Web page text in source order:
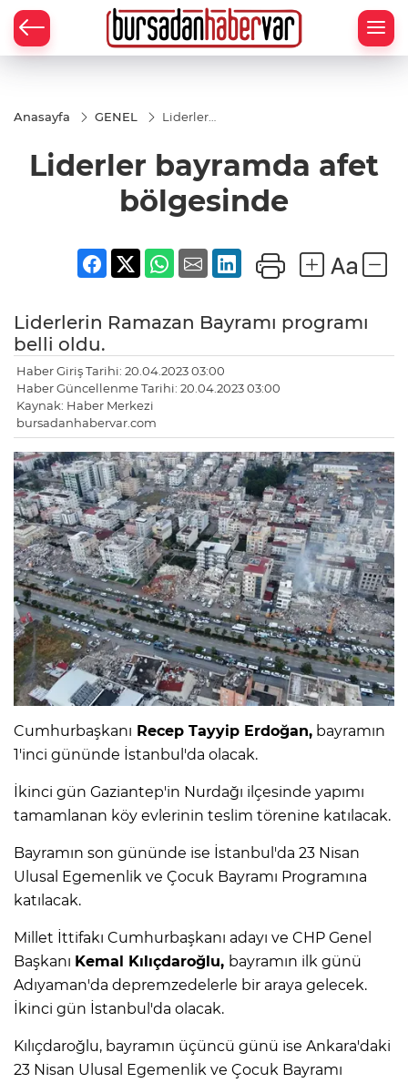
Anasayfa GENEL
Liderler
bölgesinde
Liderler bayramda afet
bölgesinde
Liderlerin Ramazan Bayramı programı
belli oldu.
Haber Giriş Tarihi: 20.04.2023 03:00
Haber Güncellenme Tarihi: 20.04.2023 03:00
Kaynak: Haber Merkezi
bursadanhabervar.com
Cumhurbaşkanı Recep Tayyip Erdoğan, bayramın
1'inci gününde İstanbul'da olacak.
İkinci gün Gaziantep'in Nurdağı ilçesinde yapımı
tamamlanan köy evlerinin teslim törenine katılacak.
Bayramın son gününde ise İstanbul'da 23 Nisan
Ulusal Egemenlik ve Çocuk Bayramı Programına
katılacak.
Millet İttifakı Cumhurbaşkanı adayı ve CHP Genel
Başkanı Kemal Kılıçdaroğlu, bayramın ilk günü
Adıyaman'da depremzedelerle bir araya gelecek.
İkinci gün İstanbul'da olacak.
Kılıçdaroğlu, bayramın üçüncü günü ise Ankara'daki
23 Nisan Ulusal Egemenlik ve Çocuk Bayramı